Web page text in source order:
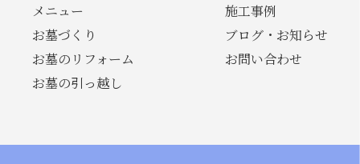
メニュー
お墓づくり
お墓のリフォーム
お墓の引っ越し
施工事例
ブログ・お知らせ
お問い合わせ